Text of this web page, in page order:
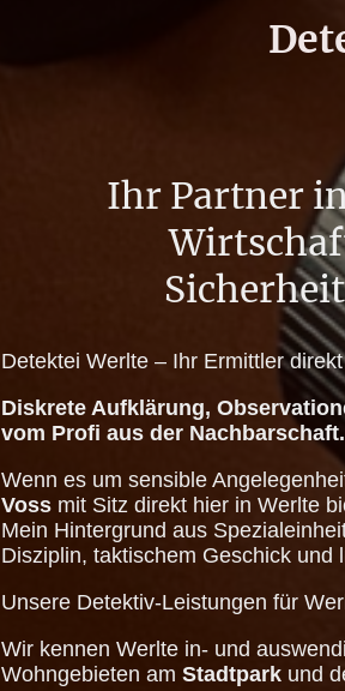
Ihr Partner
Detektei Werlte – Ihr Ermittler
Diskrete Aufklärung,
vom Profi aus der Nachbarschaft.
Wenn es um sensible
Voss mit Sitz direkt hier in Werlte
Mein Hintergrund aus
Disziplin, taktischem Geschick
Unsere Detektiv-Leistungen für
Wir kennen Werlte in- und
Wohngebieten am Stadtpark und